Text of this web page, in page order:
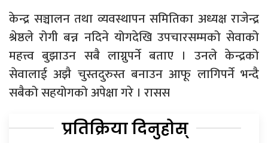
केन्द्र सञ्चालन तथा व्यवस्थापन समितिका अध्यक्ष राजेन्द्र
श्रेष्ठले रोगी बन्न नदिने योगदेखि उपचारसम्मको सेवाको
महत्त्व बुझाउन सबै लाग्नुपर्ने बताए । उनले केन्द्रको
सेवालाई अझै चुस्तदुरुस्त बनाउन आफू लागिपर्ने भन्दै
सबैको सहयोगको अपेक्षा गरे । रासस
प्रतिक्रिया दिनुहोस्